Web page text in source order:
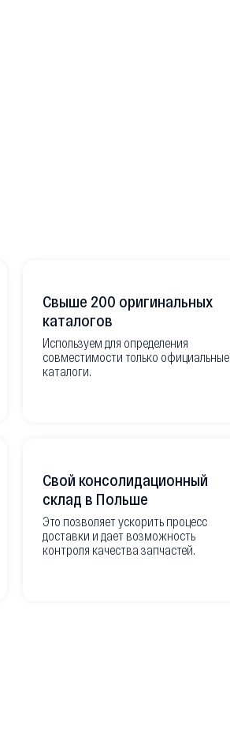
Свыше 200 оригинальных
каталогов
Используем для определения
совместимости только официальные
каталоги.
Свой консолидационный
склад в Польше
Это позволяет ускорить процесс
доставки и дает возможность
контроля качества запчастей.